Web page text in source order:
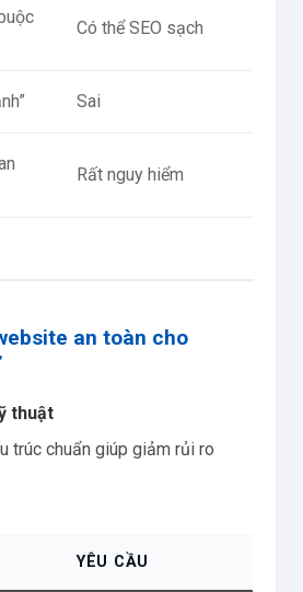
Có thể SEO sạch
Sai
Rất nguy hiểm
an toàn cho
thuật
trúc chuẩn giúp giảm rủi ro
YÊU CẦU